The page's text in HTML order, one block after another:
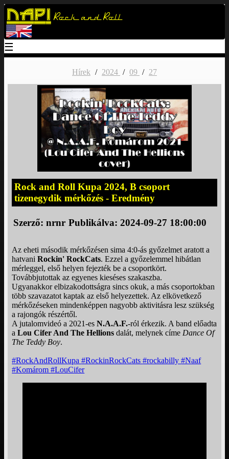
Napi Rock and Roll
☰
Hírek / 2024 / 09 / 27
Rock and Roll Kupa 2024, B csoport
tizenegydik mérkőzés - Eredmény
Szerző:nrnr Publikálva: 2024-09-27 18:00:00
Az eheti második mérkőzésen sima 4:0-ás győzelmet aratott a
hatvaniRockin' RockCats. Ezzel a győzelemmel hibátlan
mérleggel, első helyen fejezték be a csoportkört.
Továbbjutottak az egyenes kieséses szakaszba.
Ugyanakkor elbizakodottságra sincs okuk, a más csoportokban
több szavazatot kaptak az első helyezettek. Az elkövetkező
mérkőzéseken mindenképpen nagyobb aktivitásra lesz szükség
a rajongók részértől.
A jutalomvideó a 2021-esN.A.A.F.-ról érkezik. A band előadta
aLou Cifer And The Hellions dalát, melynek címe Dance Of
The Teddy Boy.
#RockAndRollKupa#RockinRockCats#rockabilly#Naaf
#Komárom#LouCifer